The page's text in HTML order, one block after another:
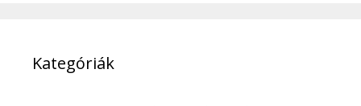
Kategóriák